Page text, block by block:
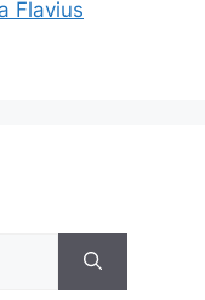
Flavius